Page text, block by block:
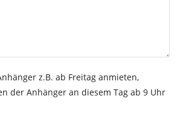
z.B. ab Freitag anmieten,
der Anhänger an diesem Tag ab 9 Uhr